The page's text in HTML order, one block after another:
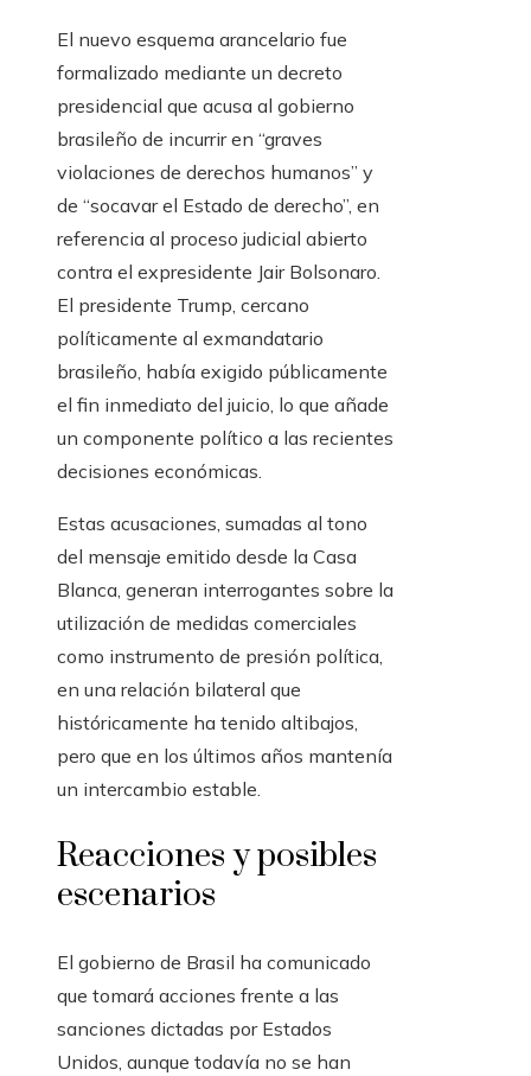
El nuevo esquema arancelario fue
formalizado mediante un decreto
presidencial que acusa al gobierno
brasileño de incurrir en “graves
violaciones de derechos humanos” y
de “socavar el Estado de derecho”, en
referencia al proceso judicial abierto
contra el expresidente Jair Bolsonaro.
El presidente Trump, cercano
políticamente al exmandatario
brasileño, había exigido públicamente
el fin inmediato del juicio, lo que añade
un componente político a las recientes
decisiones económicas.
Estas acusaciones, sumadas al tono
del mensaje emitido desde la Casa
Blanca, generan interrogantes sobre la
utilización de medidas comerciales
como instrumento de presión política,
en una relación bilateral que
históricamente ha tenido altibajos,
pero que en los últimos años mantenía
un intercambio estable.
Reacciones y posibles
escenarios
El gobierno de Brasil ha comunicado
que tomará acciones frente a las
sanciones dictadas por Estados
Unidos, aunque todavía no se han